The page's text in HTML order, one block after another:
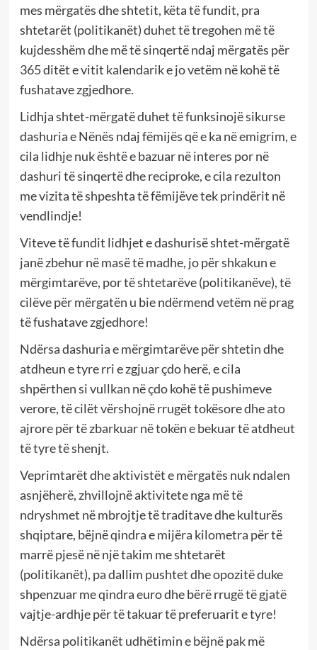
mes mërgatës dhe shtetit, këta të fundit, pra
shtetarët (politikanët) duhet të tregohen më të
kujdesshëm dhe më të sinqertë ndaj mërgatës për
365 ditët e vitit kalendarik e jo vetëm në kohë të
fushatave zgjedhore.
Lidhja shtet-mërgatë duhet të funksinojë sikurse
dashuria e Nënës ndaj fëmijës që e ka në emigrim, e
cila lidhje nuk është e bazuar në interes por në
dashuri të sinqertë dhe reciproke, e cila rezulton
me vizita të shpeshta të fëmijëve tek prindërit në
vendlindje!
Viteve të fundit lidhjet e dashurisë shtet-mërgatë
janë zbehur në masë të madhe, jo për shkakun e
mërgimtarëve, por të shtetarëve (politikanëve), të
cilëve për mërgatën u bie ndërmend vetëm në prag
të fushatave zgjedhore!
Ndërsa dashuria e mërgimtarëve për shtetin dhe
atdheun e tyre rri e zgjuar çdo herë, e cila
shpërthen si vullkan në çdo kohë të pushimeve
verore, të cilët vërshojnë rrugët tokësore dhe ato
ajrore për të zbarkuar në tokën e bekuar të atdheut
të tyre të shenjt.
Veprimtarët dhe aktivistët e mërgatës nuk ndalen
asnjëherë, zhvillojnë aktivitete nga më të
ndryshmet në mbrojtje të traditave dhe kulturës
shqiptare, bëjnë qindra e mijëra kilometra për të
marrë pjesë në një takim me shtetarët
(politikanët), pa dallim pushtet dhe opozitë duke
shpenzuar me qindra euro dhe bërë rrugë të gjatë
vajtje-ardhje për të takuar të preferuarit e tyre!
Ndërsa politikanët udhëtimin e bëjnë pak më